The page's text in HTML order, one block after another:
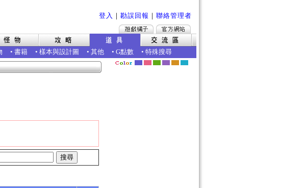
登入 ｜ 勘誤回報 ｜ 聯絡管理者
• 書籍 • 樣本與設計圖 • 其他 • G點數 • 特殊搜尋